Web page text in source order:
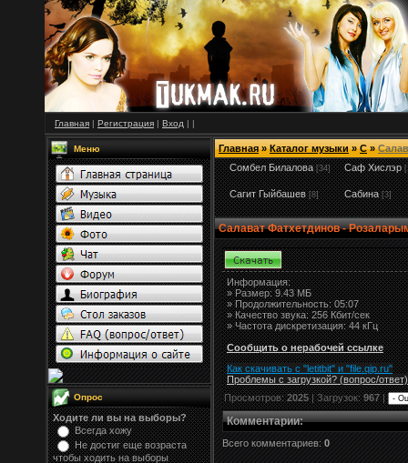
Главная | Регистрация | Вход | |
Меню
Опрос
Ходите ли вы на выборы?
Всегда хожу
Не достиг еще возраста
чтобы ходить на выборы
Главная»Каталог музыки»С»
Сомбел Билалова [34] Саф Хислэр
Сагит Гыйбашев [8] Сабина [3]
Салават Фатхетдинов -
Информация:
»Размер:9.43 МБ
» Продолжительность: 05:07
» Качество звука: 256 Кбит/сек
» Частота дискретизация: 44 кГц
Сообщить о нерабочей ссылке
Как скачивать с "letitbit" и "file.qip.ru"
Проблемы с загрузкой? (вопрос/ответ)
Просмотров:2025| Загрузок:967|
Комментарии:
Всего комментариев: 0